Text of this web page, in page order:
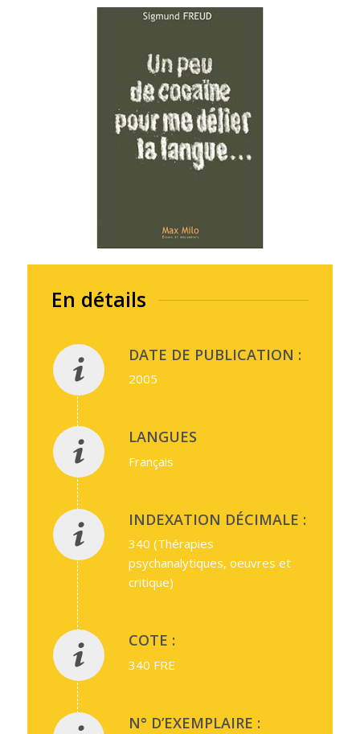
En détails
DATE DE PUBLICATION :
2005
LANGUES
Français
INDEXATION DÉCIMALE :
340 (Thérapies
psychanalytiques, oeuvres et
critique)
COTE :
340 FRE
N° D’EXEMPLAIRE :